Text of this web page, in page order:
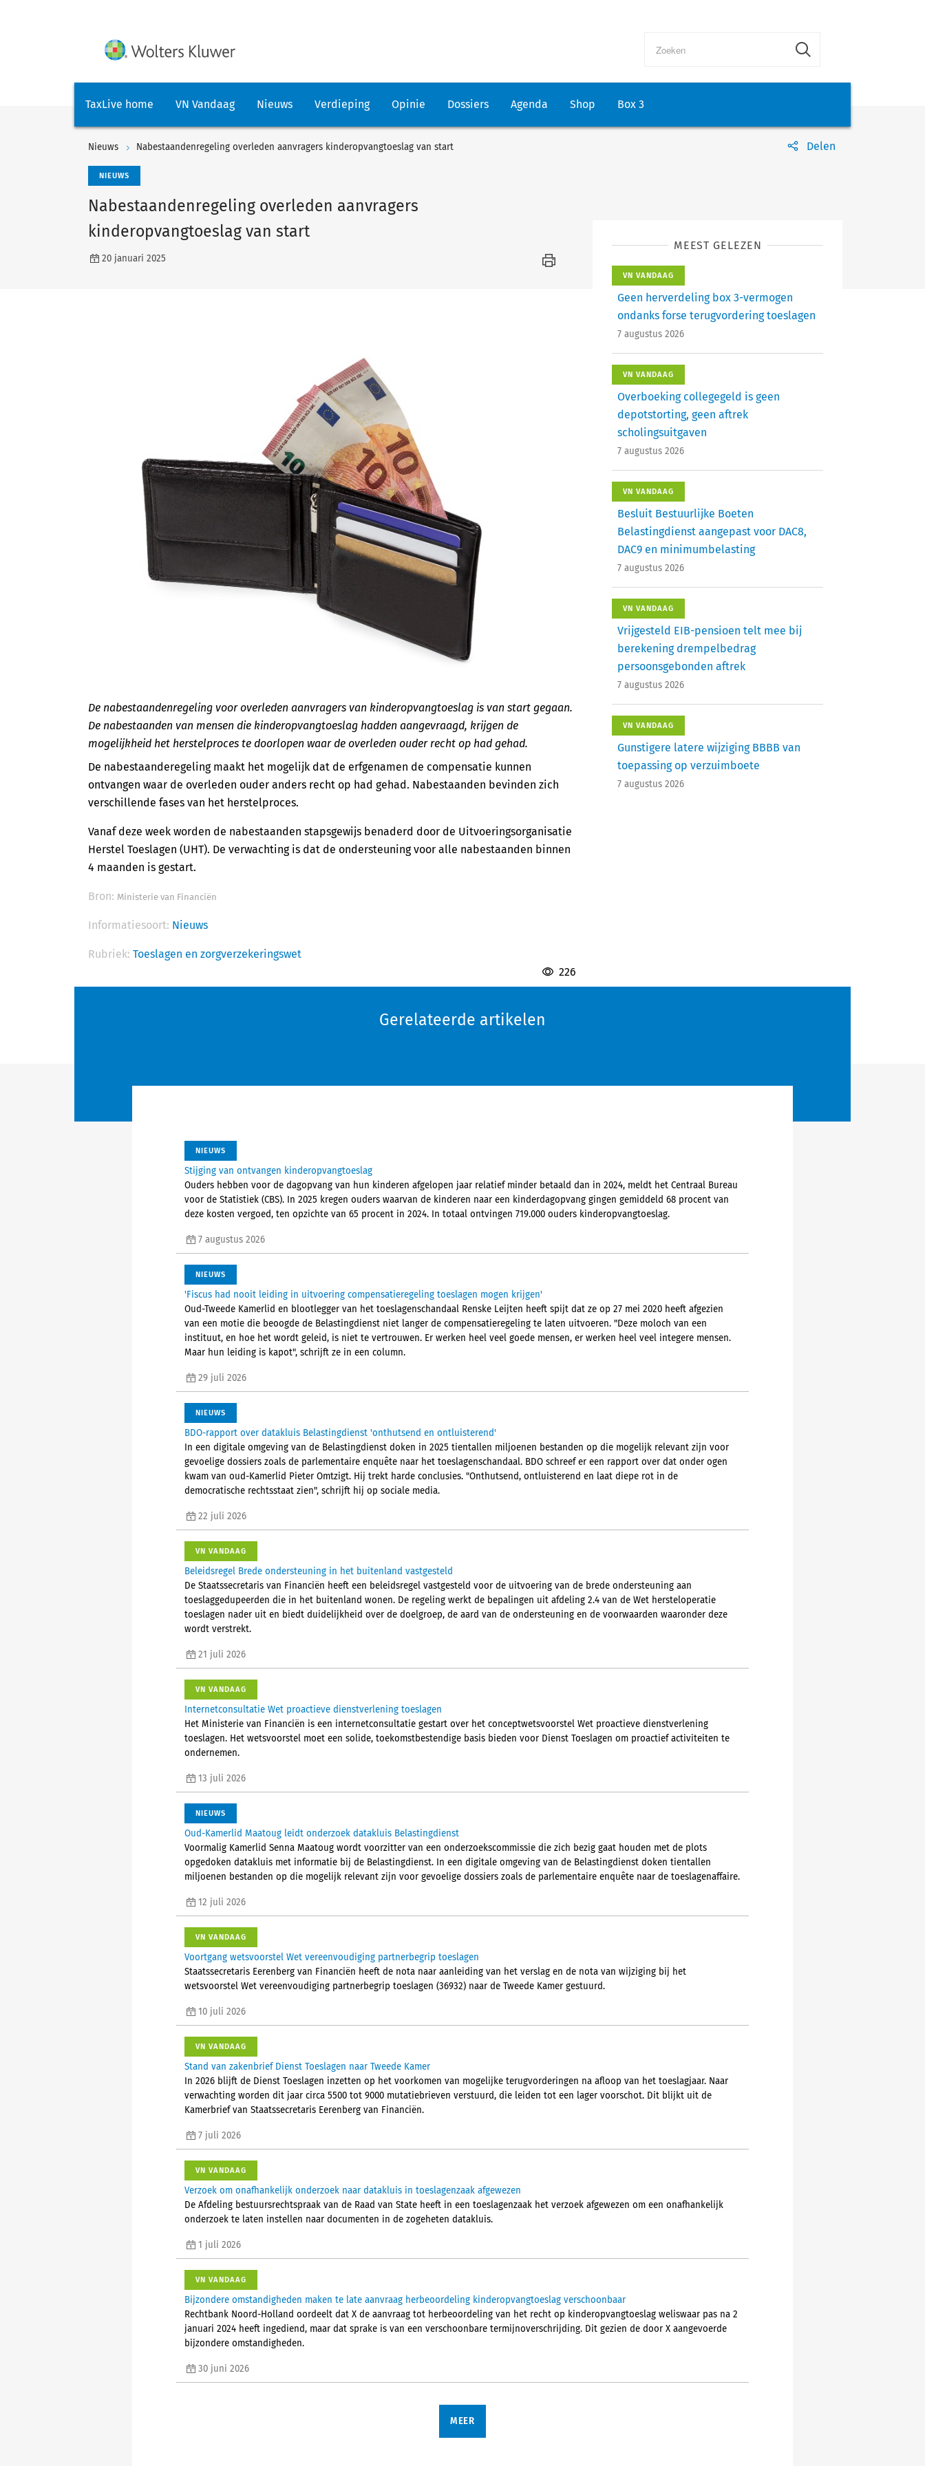
TaxLive home VN Vandaag Nieuws Verdieping Opinie Dossiers Agenda Shop Box 3
Nieuws Nabestaandenregeling overleden aanvragers kinderopvangtoeslag van start Delen
NIEUWS
Nabestaandenregeling overleden aanvragers
kinderopvangtoeslag van start
20 januari 2025
De nabestaandenregeling voor overleden aanvragers van kinderopvangtoeslag is van start gegaan.
De nabestaanden van mensen die kinderopvangtoeslag hadden aangevraagd, krijgen de
mogelijkheid het herstelproces te doorlopen waar de overleden ouder recht op had gehad.
De nabestaanderegeling maakt het mogelijk dat de erfgenamen de compensatie kunnen
ontvangen waar de overleden ouder anders recht op had gehad. Nabestaanden bevinden zich
verschillende fases van het herstelproces.
Vanaf deze week worden de nabestaanden stapsgewijs benaderd door de Uitvoeringsorganisatie
Herstel Toeslagen (UHT). De verwachting is dat de ondersteuning voor alle nabestaanden binnen
4 maanden is gestart.
Bron: Ministerie van Financiën
Informatiesoort: Nieuws
Rubriek: Toeslagen en zorgverzekeringswet
226
MEEST GELEZEN
VN VANDAAG
Geen herverdeling box 3-vermogen
ondanks forse terugvordering toeslagen
7 augustus 2026
VN VANDAAG
Overboeking collegegeld is geen
depotstorting, geen aftrek
scholingsuitgaven
7 augustus 2026
VN VANDAAG
Besluit Bestuurlijke Boeten
Belastingdienst aangepast voor DAC8,
DAC9 en minimumbelasting
7 augustus 2026
VN VANDAAG
Vrijgesteld EIB-pensioen telt mee bij
berekening drempelbedrag
persoonsgebonden aftrek
7 augustus 2026
VN VANDAAG
Gunstigere latere wijziging BBBB van
toepassing op verzuimboete
7 augustus 2026
Gerelateerde artikelen
NIEUWS
Stijging van ontvangen kinderopvangtoeslag
Ouders hebben voor de dagopvang van hun kinderen afgelopen jaar relatief minder betaald dan in 2024, meldt het Centraal Bureau
voor de Statistiek (CBS). In 2025 kregen ouders waarvan de kinderen naar een kinderdagopvang gingen gemiddeld 68 procent van
deze kosten vergoed, ten opzichte van 65 procent in 2024. In totaal ontvingen 719.000 ouders kinderopvangtoeslag.
7 augustus 2026
NIEUWS
'Fiscus had nooit leiding in uitvoering compensatieregeling toeslagen mogen krijgen'
Oud-Tweede Kamerlid en blootlegger van het toeslagenschandaal Renske Leijten heeft spijt dat ze op 27 mei 2020 heeft afgezien
van een motie die beoogde de Belastingdienst niet langer de compensatieregeling te laten uitvoeren. "Deze moloch van een
instituut, en hoe het wordt geleid, is niet te vertrouwen. Er werken heel veel goede mensen, er werken heel veel integere mensen.
Maar hun leiding is kapot", schrijft ze in een column.
29 juli 2026
NIEUWS
BDO-rapport over datakluis Belastingdienst 'onthutsend en ontluisterend'
In een digitale omgeving van de Belastingdienst doken in 2025 tientallen miljoenen bestanden op die mogelijk relevant zijn voor
gevoelige dossiers zoals de parlementaire enquête naar het toeslagenschandaal. BDO schreef er een rapport over dat onder ogen
kwam van oud-Kamerlid Pieter Omtzigt. Hij trekt harde conclusies. "Onthutsend, ontluisterend en laat diepe rot in de
democratische rechtsstaat zien", schrijft hij op sociale media.
22 juli 2026
VN VANDAAG
Beleidsregel Brede ondersteuning in het buitenland vastgesteld
De Staatssecretaris van Financiën heeft een beleidsregel vastgesteld voor de uitvoering van de brede ondersteuning aan
toeslaggedupeerden die in het buitenland wonen. De regeling werkt de bepalingen uit afdeling 2.4 van de Wet hersteloperatie
toeslagen nader uit en biedt duidelijkheid over de doelgroep, de aard van de ondersteuning en de voorwaarden waaronder deze
wordt verstrekt.
21 juli 2026
VN VANDAAG
Internetconsultatie Wet proactieve dienstverlening toeslagen
Het Ministerie van Financiën is een internetconsultatie gestart over het conceptwetsvoorstel Wet proactieve dienstverlening
toeslagen. Het wetsvoorstel moet een solide, toekomstbestendige basis bieden voor Dienst Toeslagen om proactief activiteiten te
ondernemen.
13 juli 2026
NIEUWS
Oud-Kamerlid Maatoug leidt onderzoek datakluis Belastingdienst
Voormalig Kamerlid Senna Maatoug wordt voorzitter van een onderzoekscommissie die zich bezig gaat houden met de plots
opgedoken datakluis met informatie bij de Belastingdienst. In een digitale omgeving van de Belastingdienst doken tientallen
miljoenen bestanden op die mogelijk relevant zijn voor gevoelige dossiers zoals de parlementaire enquête naar de toeslagenaffaire.
12 juli 2026
VN VANDAAG
Voortgang wetsvoorstel Wet vereenvoudiging partnerbegrip toeslagen
Staatssecretaris Eerenberg van Financiën heeft de nota naar aanleiding van het verslag en de nota van wijziging bij het
wetsvoorstel Wet vereenvoudiging partnerbegrip toeslagen (36932) naar de Tweede Kamer gestuurd.
10 juli 2026
VN VANDAAG
Stand van zakenbrief Dienst Toeslagen naar Tweede Kamer
In 2026 blijft de Dienst Toeslagen inzetten op het voorkomen van mogelijke terugvorderingen na afloop van het toeslagjaar. Naar
verwachting worden dit jaar circa 5500 tot 9000 mutatiebrieven verstuurd, die leiden tot een lager voorschot. Dit blijkt uit de
Kamerbrief van Staatssecretaris Eerenberg van Financiën.
7 juli 2026
VN VANDAAG
Verzoek om onafhankelijk onderzoek naar datakluis in toeslagenzaak afgewezen
De Afdeling bestuursrechtspraak van de Raad van State heeft in een toeslagenzaak het verzoek afgewezen om een onafhankelijk
onderzoek te laten instellen naar documenten in de zogeheten datakluis.
1 juli 2026
VN VANDAAG
Bijzondere omstandigheden maken te late aanvraag herbeoordeling kinderopvangtoeslag verschoonbaar
Rechtbank Noord-Holland oordeelt dat X de aanvraag tot herbeoordeling van het recht op kinderopvangtoeslag weliswaar pas na 2
januari 2024 heeft ingediend, maar dat sprake is van een verschoonbare termijnoverschrijding. Dit gezien de door X aangevoerde
bijzondere omstandigheden.
30 juni 2026
MEER